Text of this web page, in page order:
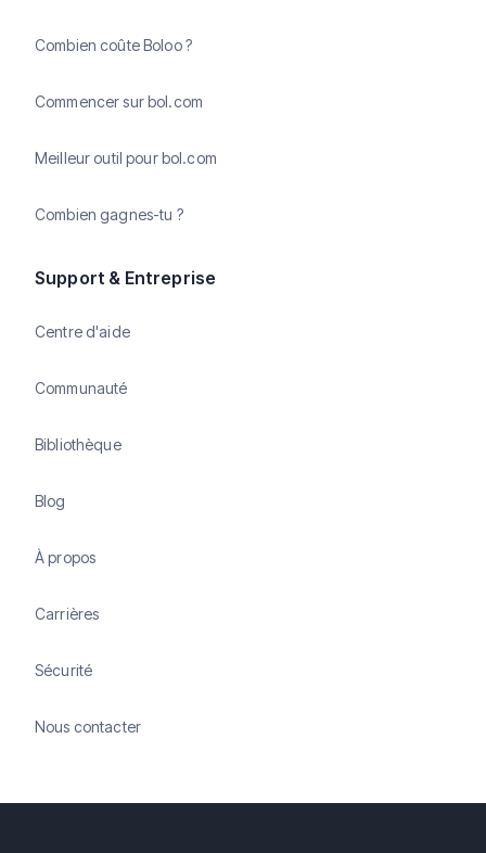
Combien coûte Boloo ?
Commencer sur bol.com
Meilleur outil pour bol.com
Combien gagnes-tu ?
Support & Entreprise
Centre d'aide
Communauté
Bibliothèque
Blog
À propos
Carrières
Sécurité
Nous contacter